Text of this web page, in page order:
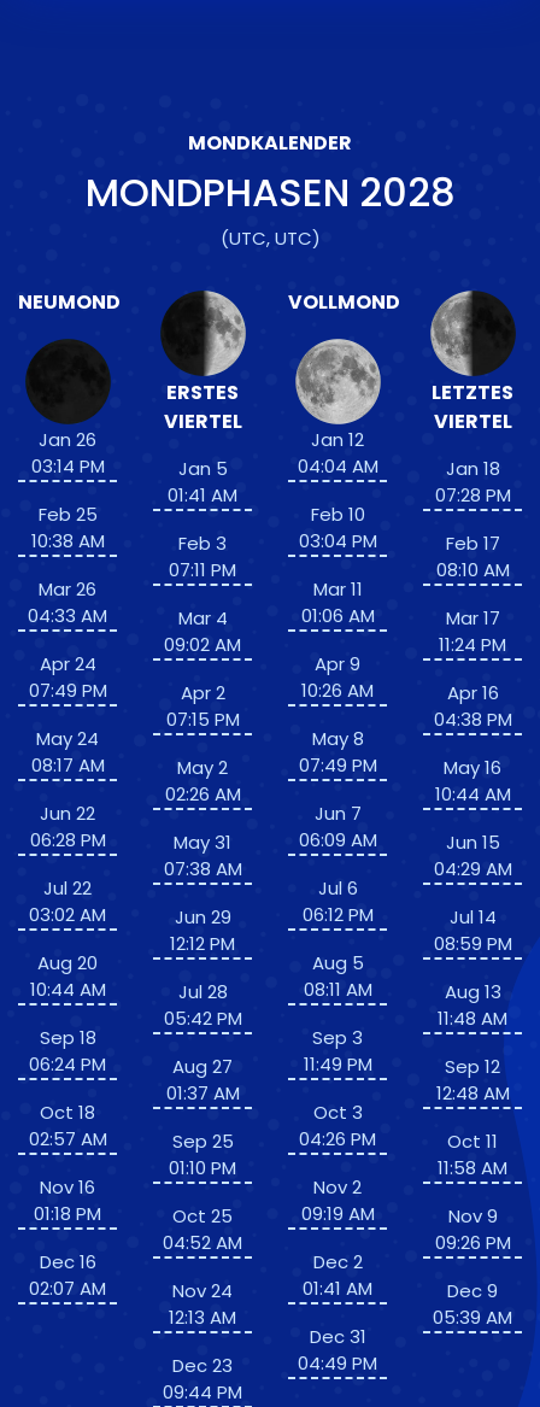
MONDKALENDER
MONDPHASEN 2028
(UTC, UTC)
NEUMOND
Jan 26
03:14 PM
Feb 25
10:38 AM
Mar 26
04:33 AM
Apr 24
07:49 PM
May 24
08:17 AM
Jun 22
06:28 PM
Jul 22
03:02 AM
Aug 20
10:44 AM
Sep 18
06:24 PM
Oct 18
02:57 AM
Nov 16
01:18 PM
Dec 16
02:07 AM
ERSTES
VIERTEL
Jan 5
01:41 AM
Feb 3
07:11 PM
Mar 4
09:02 AM
Apr 2
07:15 PM
May 2
02:26 AM
May 31
07:38 AM
Jun 29
12:12 PM
Jul 28
05:42 PM
Aug 27
01:37 AM
Sep 25
01:10 PM
Oct 25
04:52 AM
Nov 24
12:13 AM
Dec 23
09:44 PM
VOLLMOND
Jan 12
04:04 AM
Feb 10
03:04 PM
Mar 11
01:06 AM
Apr 9
10:26 AM
May 8
07:49 PM
Jun 7
06:09 AM
Jul 6
06:12 PM
Aug 5
08:11 AM
Sep 3
11:49 PM
Oct 3
04:26 PM
Nov 2
09:19 AM
Dec 2
01:41 AM
Dec 31
04:49 PM
LETZTES
VIERTEL
Jan 18
07:28 PM
Feb 17
08:10 AM
Mar 17
11:24 PM
Apr 16
04:38 PM
May 16
10:44 AM
Jun 15
04:29 AM
Jul 14
08:59 PM
Aug 13
11:48 AM
Sep 12
12:48 AM
Oct 11
11:58 AM
Nov 9
09:26 PM
Dec 9
05:39 AM